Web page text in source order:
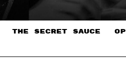
THE SECRET SAUCE​